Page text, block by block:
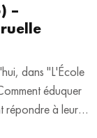
–
dans "L'École
éduquer
répondre à leurs
de la vie